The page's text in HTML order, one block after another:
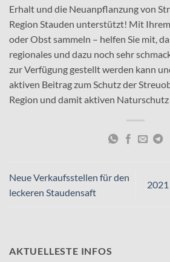
Erhalt und die Neuanpflanzung von
Region Stauden unterstützt! Mit
oder Obst sammeln – helfen Sie mit,
regionales und dazu noch sehr
zur Verfügung gestellt werden kann
aktiven Beitrag zum Schutz der
Region und damit aktiven
Neue Verkaufsstellen für den
leckeren Staudensaft
AKTUELLESTE INFOS